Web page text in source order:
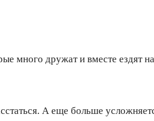
много дружат и вместе ездят
А еще больше